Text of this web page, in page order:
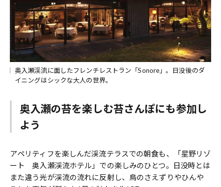
奥入瀬渓流に面したフレンチレストラン「Sonore」。日没後のダ
イニングはシックな大人の世界。
奥入瀬の苔を楽しむ苔さんぽにも参加し
よう
アペリティフを楽しんだ渓流テラスでの朝食も、「星野リゾ
ート 奥入瀬渓流ホテル」での楽しみのひとつ。日没時とは
また違う光が渓流の流れに反射し、鳥のさえずりやひんや